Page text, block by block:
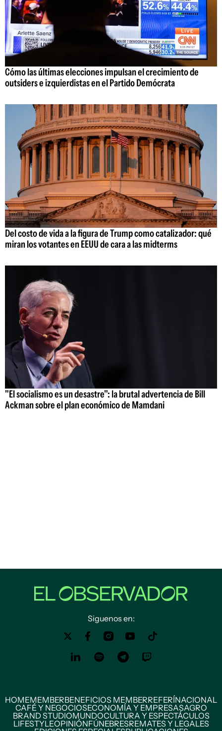
Cómo las últimas elecciones impulsan el crecimiento de
outsiders e izquierdistas en el Partido Demócrata
Del costo de vida a la figura de Trump como catalizador: qué
miran los votantes en EEUU de cara a las midterms
"El socialismo es un desastre": la brutal advertencia de Bill
Ackman sobre el plan económico de Mamdani
Siguenos en:
HOMEMEMBERBENEFICIOS MEMBERREFERÍNACIONAL
CAFÉ Y NEGOCIOSECONOMÍA Y EMPRESASAGRO
BRAND STUDIOMUNDOCULTURA Y ESPECTÁCULOS
LIFESTYLEOPINIÓNFÚNEBRESREMATES Y LEGALES